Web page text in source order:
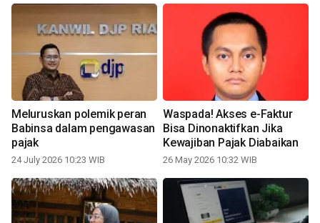
Meluruskan polemik peran
Babinsa dalam pengawasan
pajak
24 July 2026 10:23 WIB
Waspada! Akses e-Faktur
Bisa Dinonaktifkan Jika
Kewajiban Pajak Diabaikan
26 May 2026 10:32 WIB